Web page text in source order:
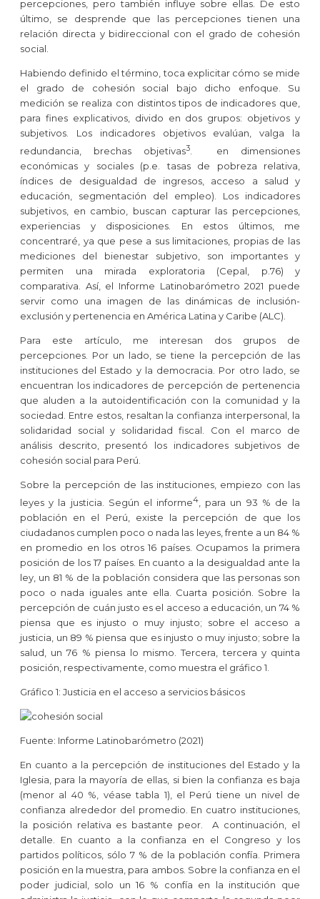
percepciones, pero también influye sobre ellas. De esto
último, se desprende que las percepciones tienen una
relación directa y bidireccional con el grado de cohesión
social.
Habiendo definido el término, toca explicitar cómo se mide
el grado de cohesión social bajo dicho enfoque. Su
medición se realiza con distintos tipos de indicadores que,
para fines explicativos, divido en dos grupos: objetivos y
subjetivos. Los indicadores objetivos evalúan, valga la
redundancia, brechas objetivas3
. en dimensiones
económicas y sociales (p.e. tasas de pobreza relativa,
índices de desigualdad de ingresos, acceso a salud y
educación, segmentación del empleo). Los indicadores
subjetivos, en cambio, buscan capturar las percepciones,
experiencias y disposiciones. En estos últimos, me
concentraré, ya que pese a sus limitaciones, propias de las
mediciones del bienestar subjetivo, son importantes y
permiten una mirada exploratoria (Cepal, p.76) y
comparativa. Así, el Informe Latinobarómetro 2021 puede
servir como una imagen de las dinámicas de inclusión-
exclusión y pertenencia en América Latina y Caribe (ALC).
Para este artículo, me interesan dos grupos de
percepciones. Por un lado, se tiene la percepción de las
instituciones del Estado y la democracia. Por otro lado, se
encuentran los indicadores de percepción de pertenencia
que aluden a la autoidentificación con la comunidad y la
sociedad. Entre estos, resaltan la confianza interpersonal, la
solidaridad social y solidaridad fiscal. Con el marco de
análisis descrito, presentó los indicadores subjetivos de
cohesión social para Perú.
Sobre la percepción de las instituciones, empiezo con las
leyes y la justicia. Según el informe4, para un 93 % de la
población en el Perú, existe la percepción de que los
ciudadanos cumplen poco o nada las leyes, frente a un 84 %
en promedio en los otros 16 países. Ocupamos la primera
posición de los 17 países. En cuanto a la desigualdad ante la
ley, un 81 % de la población considera que las personas son
poco o nada iguales ante ella. Cuarta posición. Sobre la
percepción de cuán justo es el acceso a educación, un 74 %
piensa que es injusto o muy injusto; sobre el acceso a
justicia, un 89 % piensa que es injusto o muy injusto; sobre la
salud, un 76 % piensa lo mismo. Tercera, tercera y quinta
posición, respectivamente, como muestra el gráfico 1.
Gráfico 1: Justicia en el acceso a servicios básicos
Fuente: Informe Latinobarómetro (2021)
En cuanto a la percepción de instituciones del Estado y la
Iglesia, para la mayoría de ellas, si bien la confianza es baja
(menor al 40 %, véase tabla 1), el Perú tiene un nivel de
confianza alrededor del promedio. En cuatro instituciones,
la posición relativa es bastante peor. A continuación, el
detalle. En cuanto a la confianza en el Congreso y los
partidos políticos, sólo 7 % de la población confía. Primera
posición en la muestra, para ambos. Sobre la confianza en el
poder judicial, solo un 16 % confía en la institución que